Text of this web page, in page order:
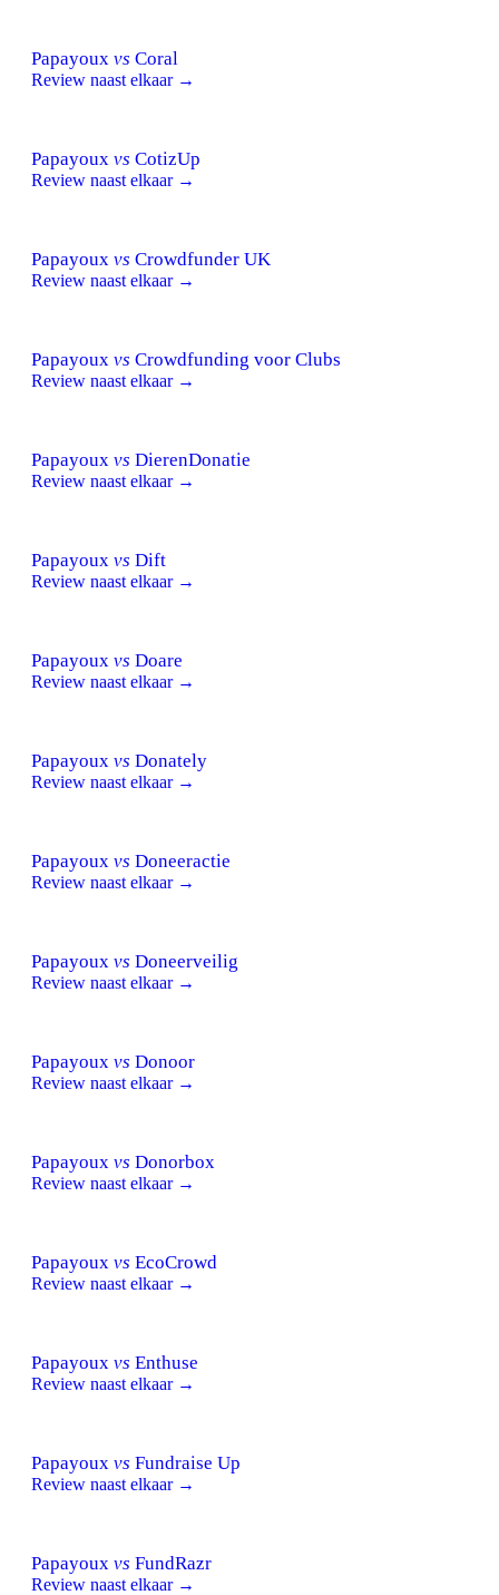
Papayoux vs Coral
Review naast elkaar →
Papayoux vs CotizUp
Review naast elkaar →
Papayoux vs Crowdfunder UK
Review naast elkaar →
Papayoux vs Crowdfunding voor Clubs
Review naast elkaar →
Papayoux vs DierenDonatie
Review naast elkaar →
Papayoux vs Dift
Review naast elkaar →
Papayoux vs Doare
Review naast elkaar →
Papayoux vs Donately
Review naast elkaar →
Papayoux vs Doneeractie
Review naast elkaar →
Papayoux vs Doneerveilig
Review naast elkaar →
Papayoux vs Donoor
Review naast elkaar →
Papayoux vs Donorbox
Review naast elkaar →
Papayoux vs EcoCrowd
Review naast elkaar →
Papayoux vs Enthuse
Review naast elkaar →
Papayoux vs Fundraise Up
Review naast elkaar →
Papayoux vs FundRazr
Review naast elkaar →